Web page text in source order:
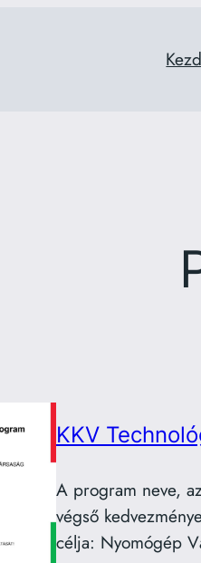
KKV
A program neve,
végső
célja: Nyomógép